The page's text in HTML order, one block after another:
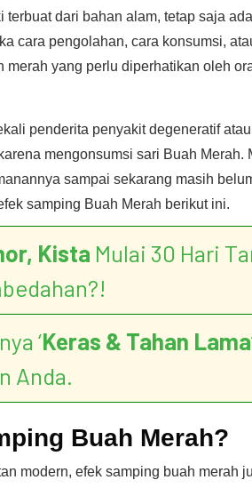
terbuat dari bahan alam, tetap saja
cara pengolahan, cara konsumsi,
merah yang perlu diperhatikan oleh
penderita penyakit degeneratif
mengonsumsi sari Buah Merah.
sampai sekarang masih
samping Buah Merah berikut ini.
Kista Mulai 30 Hari
‘Keras & Tahan Lama
Anda.
Buah Merah?
modern, efek samping buah merah